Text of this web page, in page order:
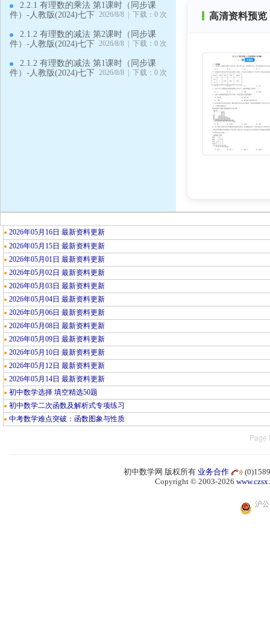
2.2.1 有理数的乘法 第1课时（同步课
件）-人教版(2024)七下 2026/8/8 | 下载：0 次
2.1.2 有理数的减法 第2课时（同步课
件）-人教版(2024)七下 2026/8/8 | 下载：0 次
2.1.2 有理数的减法 第1课时（同步课
件）-人教版(2024)七下 2026/8/8 | 下载：0 次
高清资料预
● 2026年05月16日 最新资料更新
● 2026年05月15日 最新资料更新
● 2026年05月01日 最新资料更新
● 2026年05月02日 最新资料更新
● 2026年05月03日 最新资料更新
● 2026年05月04日 最新资料更新
● 2026年05月06日 最新资料更新
● 2026年05月08日 最新资料更新
● 2026年05月09日 最新资料更新
● 2026年05月10日 最新资料更新
● 2026年05月12日 最新资料更新
● 2026年05月14日 最新资料更新
● 初中数学选择 填空精选50题
● 初中数学二次函数及解析式专项练习
● 中考数学难点突破：函数图象与性质
Page
初中数学网 版权所有 业务合作
Copyright © 2003-2026
沪公